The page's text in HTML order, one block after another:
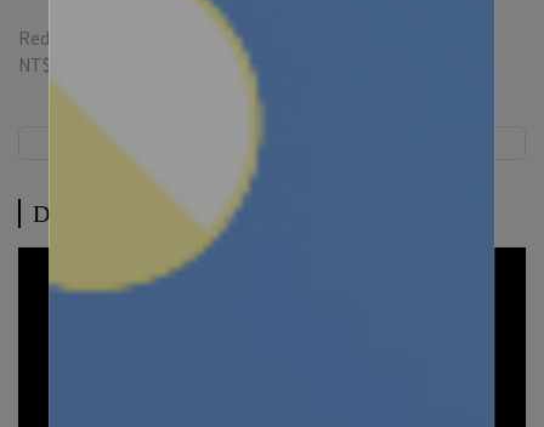
Redeemable credit(s) per item
NT$52
Description
Description